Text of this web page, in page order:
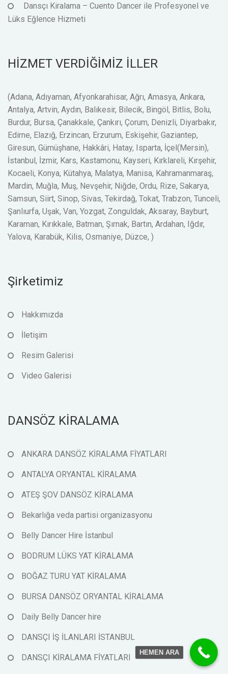
Dansçı Kiralama – Cuento Dancer ile Profesyonel ve
Lüks Eğlence Hizmeti
HİZMET VERDİĞİMİZ İLLER
(Adana, Adıyaman, Afyonkarahisar, Ağrı, Amasya, Ankara,
Antalya, Artvin, Aydın, Balıkesir, Bilecik, Bingöl, Bitlis, Bolu,
Burdur, Bursa, Çanakkale, Çankırı, Çorum, Denizli, Diyarbakır,
Edirne, Elazığ, Erzincan, Erzurum, Eskişehir, Gaziantep,
Giresun, Gümüşhane, Hakkâri, Hatay, Isparta, İçel(Mersin),
İstanbul, İzmir, Kars, Kastamonu, Kayseri, Kırklareli, Kırşehir,
Kocaeli, Konya, Kütahya, Malatya, Manisa, Kahramanmaraş,
Mardin, Muğla, Muş, Nevşehir, Niğde, Ordu, Rize, Sakarya,
Samsun, Siirt, Sinop, Sivas, Tekirdağ, Tokat, Trabzon, Tunceli,
Şanlıurfa, Uşak, Van, Yozgat, Zonguldak, Aksaray, Bayburt,
Karaman, Kırıkkale, Batman, Şırnak, Bartın, Ardahan, Iğdır,
Yalova, Karabük, Kilis, Osmaniye, Düzce, )
Şirketimiz
Hakkımızda
İletişim
Resim Galerisi
Video Galerisi
DANSÖZ KİRALAMA
ANKARA DANSÖZ KİRALAMA FİYATLARI
ANTALYA ORYANTAL KİRALAMA
ATEŞ ŞOV DANSÖZ KİRALAMA
Bekarlığa veda partisi organizasyonu
Belly Dancer Hire İstanbul
BODRUM LÜKS YAT KİRALAMA
BOĞAZ TURU YAT KİRALAMA
BURSA DANSÖZ ORYANTAL KİRALAMA
Daily Belly Dancer hire
DANSÇI İŞ İLANLARI İSTANBUL
DANSÇI KİRALAMA FİYATLARI HEMEN ARA